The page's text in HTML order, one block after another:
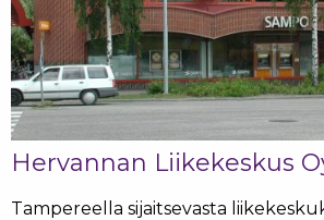
Hervannan Liikekeskus
Tampereella sijaitsevasta